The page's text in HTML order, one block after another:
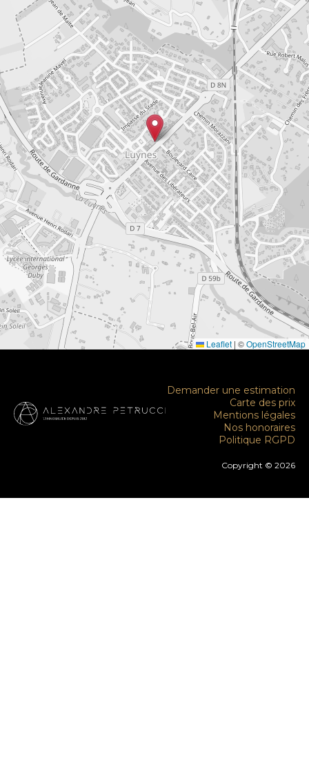
Leaflet | ©OpenStreetMap
Demander une estimation
Carte des prix
Mentions légales
Nos honoraires
Politique RGPD
Copyright © 2026